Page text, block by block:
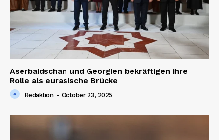
Aserbaidschan und Georgien bekräftigen ihre
Rolle als eurasische Brücke
Redaktion - October 23, 2025